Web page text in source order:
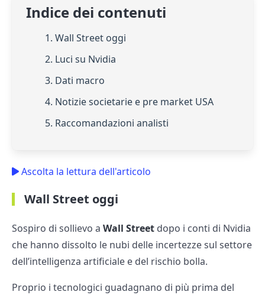
Indice dei contenuti
1. Wall Street oggi
2. Luci su Nvidia
3. Dati macro
4. Notizie societarie e pre market USA
5. Raccomandazioni analisti
Ascolta la lettura dell'articolo
Wall Street oggi
Sospiro di sollievo a Wall Street dopo i conti di Nvidia
che hanno dissolto le nubi delle incertezze sul settore
dell’intelligenza artificiale e del rischio bolla.
Proprio i tecnologici guadagnano di più prima del